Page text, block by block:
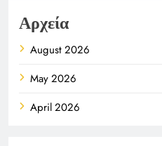
Αρχεία
August 2026
May 2026
April 2026